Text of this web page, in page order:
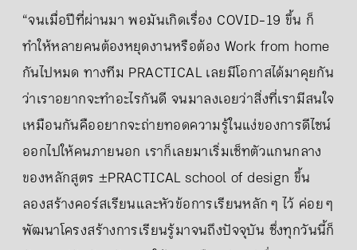
“จนเมื่อปีที่ผ่านมา พอมันเกิดเรื่อง COVID-19 ขึ้น ก็
ทำให้หลายคนต้องหยุดงานหรือต้อง Work from home
กันไปหมด ทางทีม PRACTICAL เลยมีโอกาสได้มาคุยกัน
ว่าเราอยากจะทำอะไรกันดี จนมาลงเอยว่าสิ่งที่เรามีสนใจ
เหมือนกันคืออยากจะถ่ายทอดความรู้ในแง่ของการดีไซน์
ออกไปให้คนภายนอก เราก็เลยมาเริ่มเซ็ทตัวแกนกลาง
ของหลักสูตร ±PRACTICAL school of design ขึ้น
ลองสร้างคอร์สเรียนและหัวข้อการเรียนหลัก ๆ ไว้ ค่อย ๆ
พัฒนาโครงสร้างการเรียนรู้มาจนถึงปัจจุบัน ซึ่งทุกวันนี้ก็